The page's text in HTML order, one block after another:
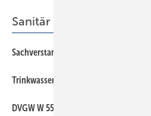
Sanitär
Sachverstand statt Bauchgefühl
Trinkwasser und Brandschutz – eine
DVGW W 551-1 (A): Probennahmen